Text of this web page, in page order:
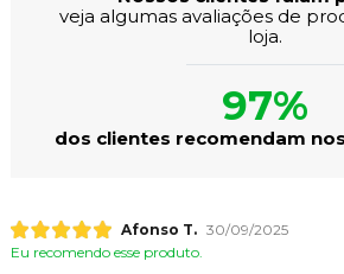
veja algumas avaliações de
loja.
97%
dos clientes recomendam
Afonso T. 30/09/2025
Eu recomendo esse produto.